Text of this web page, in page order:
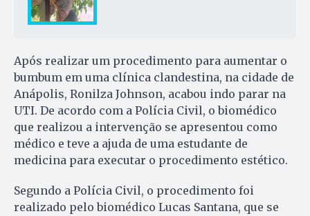
Após realizar um procedimento para aumentar o
bumbum em uma clínica clandestina, na cidade de
Anápolis, Ronilza Johnson, acabou indo parar na
UTI. De acordo com a Polícia Civil, o biomédico
que realizou a intervenção se apresentou como
médico e teve a ajuda de uma estudante de
medicina para executar o procedimento estético.
Segundo a Polícia Civil, o procedimento foi
realizado pelo biomédico Lucas Santana, que se